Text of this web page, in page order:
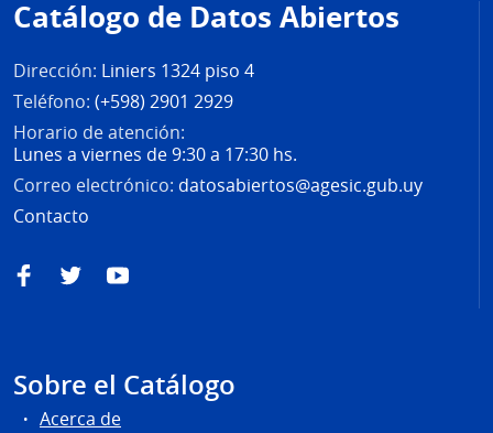
página
Catálogo de Datos Abiertos
Dirección: Liniers 1324 piso 4
Teléfono: (+598) 2901 2929
Horario de atención:
Lunes a viernes de 9:30 a 17:30 hs.
Correo electrónico: datosabiertos@agesic.gub.uy
Contacto
FacebookTwitterYouTube
Sobre el Catálogo
Acerca de